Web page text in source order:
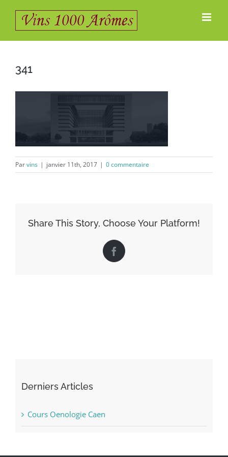
contenu
341
Parvins | janvier 11th, 2017 | 0 commentaire
Share This Story, Choose Your Platform!
Facebook
Derniers Articles
Cours Oenologie Caen